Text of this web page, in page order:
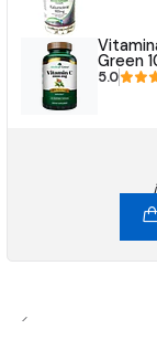
Green
5.0